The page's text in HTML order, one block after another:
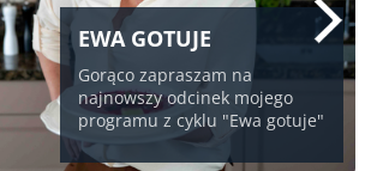
EWA GOTUJE
Gorąco zapraszam na
najnowszy odcinek mojego
programu z cyklu "Ewa gotuje"